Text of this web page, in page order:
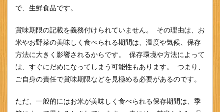
で、生鮮食品です。
賞味期限の記載を義務付けられていません。 その理由は、お
米やお野菜の美味しく食べられる期間は、温度や気候、保存
方法に大きく影響されるからです。 保存環境や方法によって
は、すぐにだめになってしまう可能性もあります。 つまり、
ご自身の責任で賞味期限などを見極める必要があるのです。
ただ、一般的にはお米が美味しく食べられる保存期間は、季